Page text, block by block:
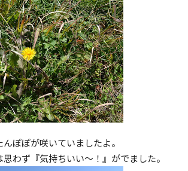
ぽぽが咲いていましたよ。
わず『気持ちいい～！』がでました。